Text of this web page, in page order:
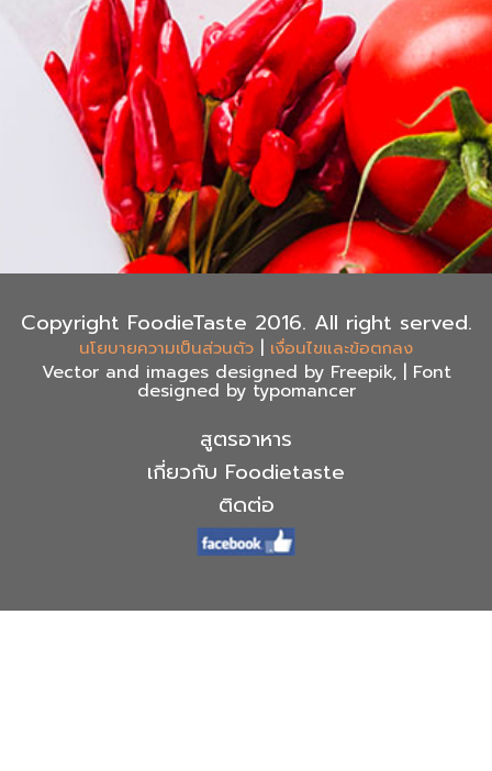
Copyright FoodieTaste 2016. All right served.
นโยบายความเป็นส่วนตัว เงื่อนไขและข้อตกลง
Vector and images designed by Freepik, | Font
designed by typomancer
สูตรอาหาร
เกี่ยวกับ Foodietaste
ติดต่อ